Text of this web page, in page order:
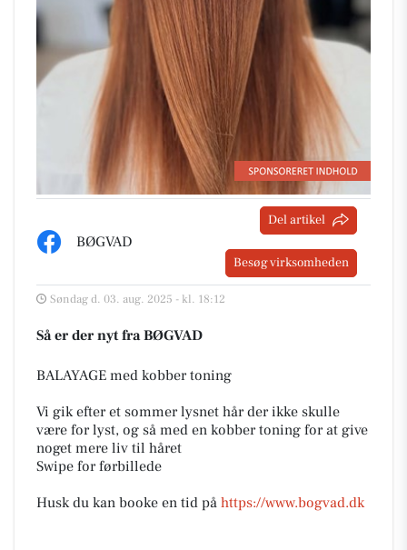
BØGVAD
Del artikel
Besøg virksomheden
Søndag d. 03. aug. 2025 - kl. 18:12
Så er der nyt fra BØGVAD
BALAYAGE med kobber toning
Vi gik efter et sommer lysnet hår der ikke skulle
være for lyst, og så med en kobber toning for at give
noget mere liv til håret
Swipe for førbillede
Husk du kan booke en tid på https://www.bogvad.dk